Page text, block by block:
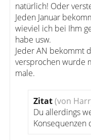
natürlich! Oder
Jeden Januar
wieviel ich bei Ihm
habe usw.
Jeder AN bekommt
versprochen wurde
male.
Zitat(von
Du allerdings
Konsequenzen